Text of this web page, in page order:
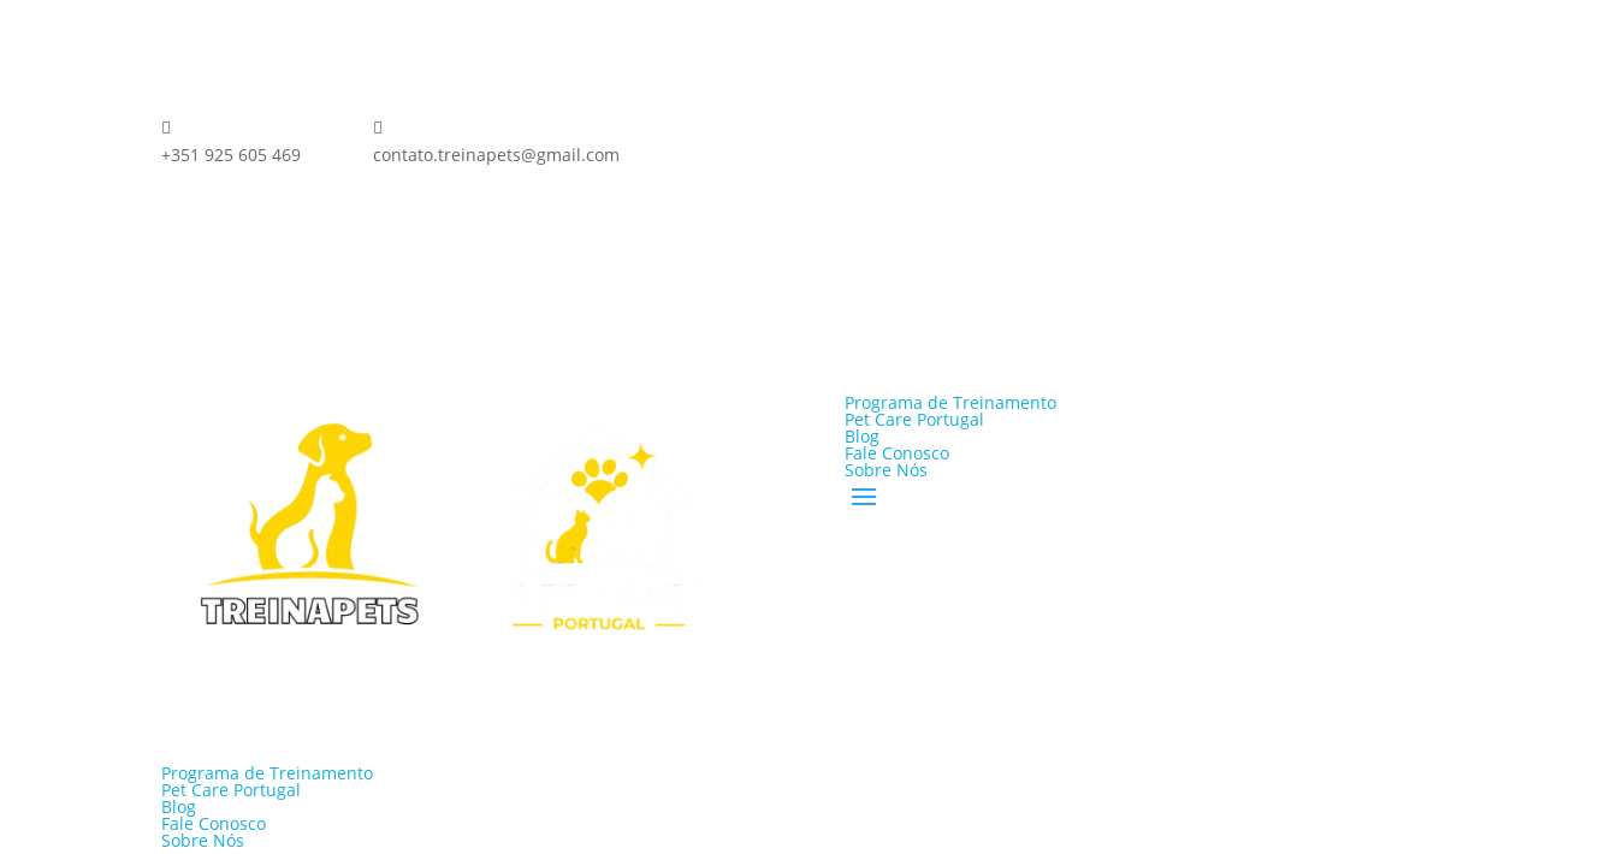

+351 925 605 469

contato.treinapets@gmail.com
Programa de Treinamento
Pet Care Portugal
Blog
Fale Conosco
Sobre Nós
Programa de Treinamento
Pet Care Portugal
Blog
Fale Conosco
Sobre Nós